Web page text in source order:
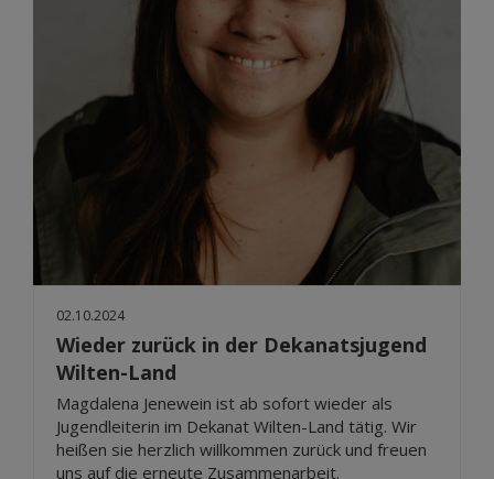
02.10.2024
Wieder zurück in der Dekanatsjugend
Wilten-Land
Magdalena Jenewein ist ab sofort wieder als
Jugendleiterin im Dekanat Wilten-Land tätig. Wir
heißen sie herzlich willkommen zurück und freuen
uns auf die erneute Zusammenarbeit.